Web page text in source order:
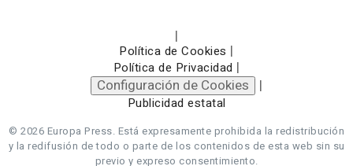
|
Política de Cookies |
Política de Privacidad |
Configuración de Cookies |
Publicidad estatal
© 2026 Europa Press. Está expresamente prohibida la redistribución
y la redifusión de todo o parte de los contenidos de esta web sin su
previo y expreso consentimiento.